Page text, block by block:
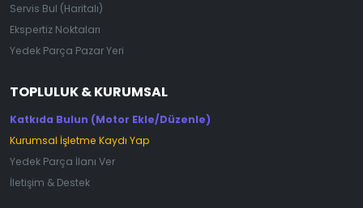
Servis Bul (Haritalı)
Ekspertiz Noktaları
Yedek Parça Pazar Yeri
TOPLULUK & KURUMSAL
Katkıda Bulun (Motor Ekle/Düzenle)
Kurumsal İşletme Kaydı Yap
Yedek Parça İlanı Ver
İletişim & Destek